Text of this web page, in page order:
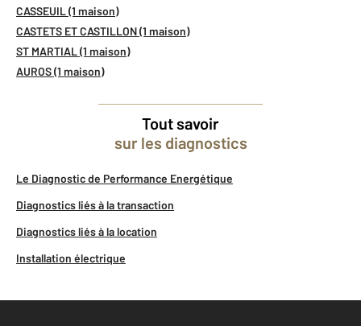
CASSEUIL (1 maison)
CASTETS ET CASTILLON (1 maison)
ST MARTIAL (1 maison)
AUROS (1 maison)
Tout savoir
sur les diagnostics
Le Diagnostic de Performance Energétique
Diagnostics liés à la transaction
Diagnostics liés à la location
Installation électrique